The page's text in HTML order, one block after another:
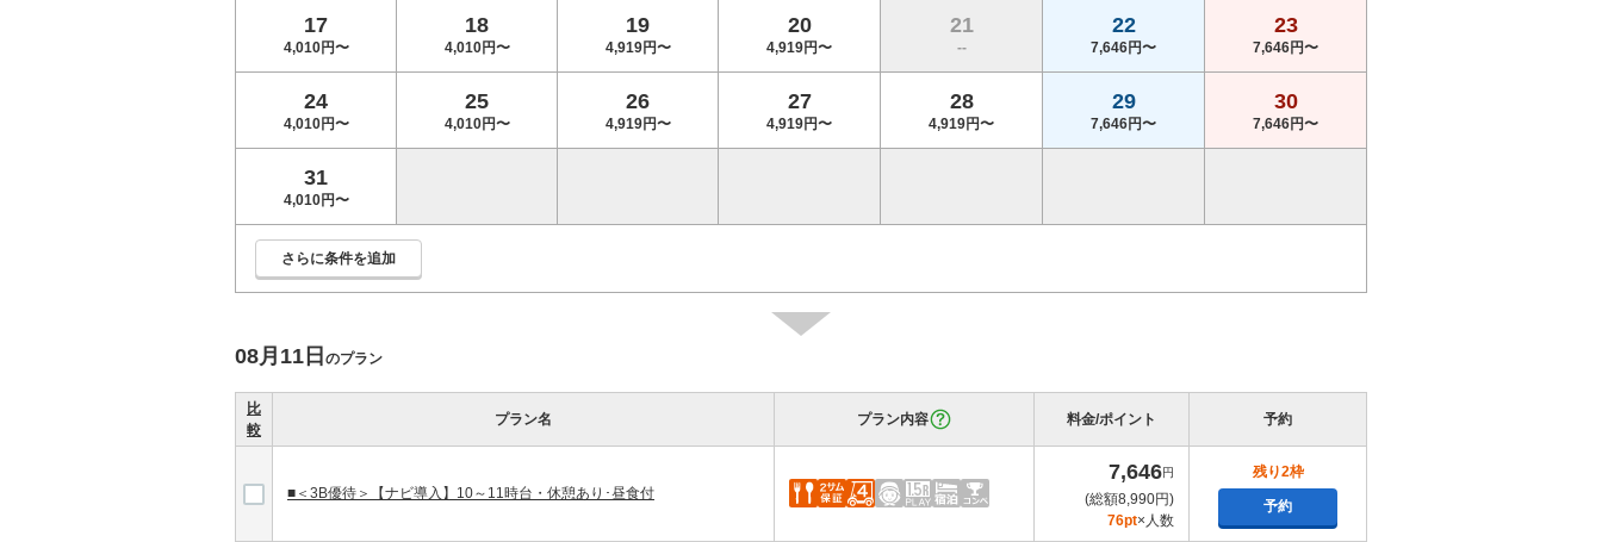
17
4,010円〜
18
4,010円〜
19
4,919円〜
20
4,919円〜
21
--
22
7,646円〜
23
7,646円〜
24
4,010円〜
25
4,010円〜
26
4,919円〜
27
4,919円〜
28
4,919円〜
29
7,646円〜
30
7,646円〜
31
4,010円〜
さらに条件を追加
08月11日 のプラン
比
較
プラン名 プラン内容 料金/ポイント 予約
■＜3B優待＞【ナビ導入】10～11時台・休憩あり･昼食付
7,646円
(総額8,990円)
76pt×人数
残り2枠
予約